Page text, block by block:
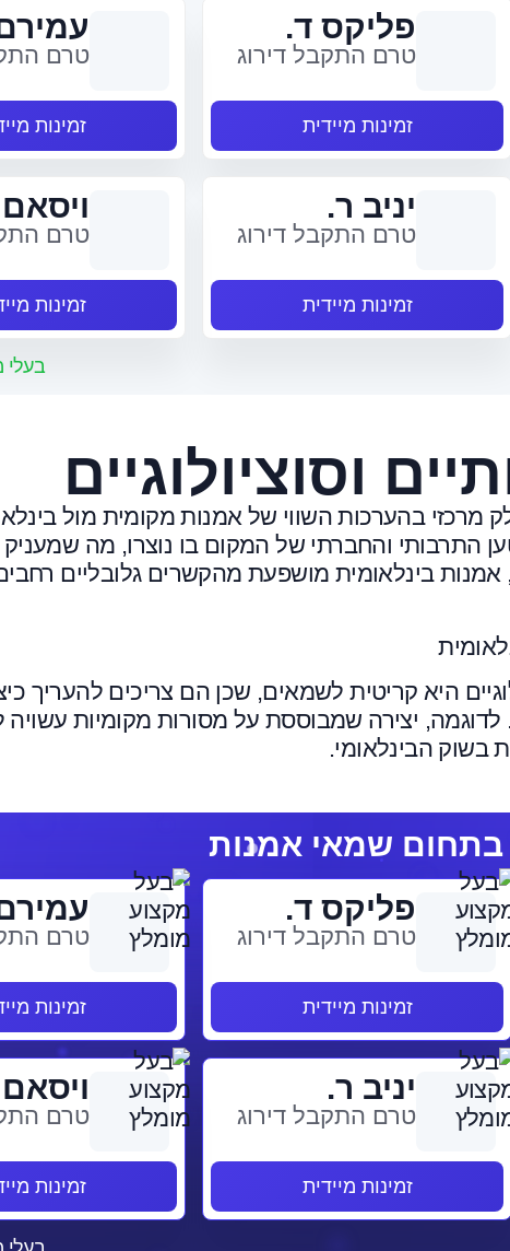
פליקס ד.
טרם התקבל דירוג
זמינות מיידית
טרם
זמינות
יניב ר.
טרם התקבל דירוג
זמינות מיידית
טרם
זמינות
בעלי
וסוציולוגיים
מרכזי בהערכות השווי של אמנות מקומית מול
התרבותי והחברתי של המקום בו נוצרו, מה שמעניק
בינלאומית מושפעת מהקשרים גלובליים רחבים
היא קריטית לשמאים, שכן הם צריכים להעריך
לדוגמה, יצירה שמבוססת על מסורות מקומיות
בשוק הבינלאומי.
פליקס ד.
טרם התקבל דירוג
זמינות מיידית
טרם
זמינות
יניב ר.
טרם התקבל דירוג
זמינות מיידית
טרם
זמינות